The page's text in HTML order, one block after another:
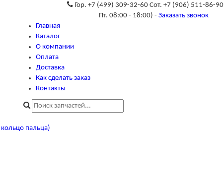
Гор. +7 (499) 309-32-60 Сот. +7 (906) 511-86-90
Пт. 08:00 - 18:00) - Заказать звонок
Главная
Каталог
О компании
Оплата
Доставка
Как сделать заказ
Контакты
пальца)